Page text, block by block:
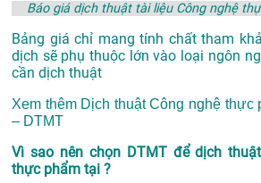
Báo giá dịch thuật tài liệu Công nghệ
Bảng giá chỉ mang tính chất tham
dịch sẽ phụ thuộc lớn vào loại ngôn
cần dịch thuật
Xem thêm Dịch thuật Công nghệ thực
– DTMT
Vì sao nên chọn DTMT để dịch
thực phẩm tại ?